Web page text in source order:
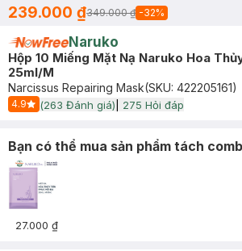
239.000 ₫349.000 ₫ -32%
Naruko
Hộp 10 Miếng Mặt Nạ Naruko Hoa
25ml/M
Narcissus Repairing Mask(SKU: 422205161)
4.9
Start Icon
(263 Đánh giá) 275 Hỏi đáp
Bạn có thể mua sản phẩm tách
27.000 ₫